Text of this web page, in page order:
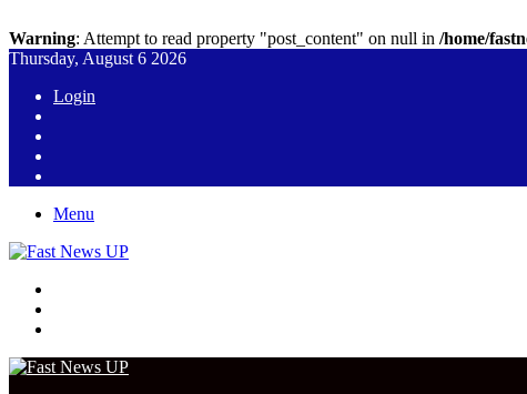
Warning: Attempt to read property "post_content" on null in /home/
Thursday, August 6 2026
Login
Menu